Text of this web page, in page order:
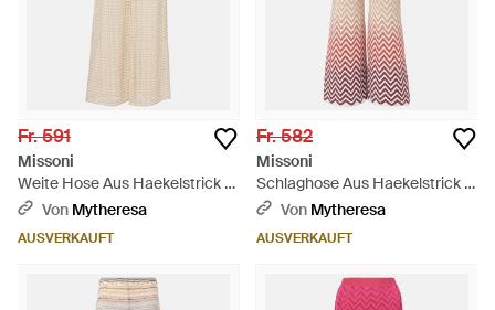
Fr. 591
Missoni
Weite Hose Aus Haekelstrick -
Natur
Von Mytheresa
AUSVERKAUFT
Fr. 582
Missoni
Schlaghose Aus Haekelstrick -
PinkVon Mytheresa
AUSVERKAUFT